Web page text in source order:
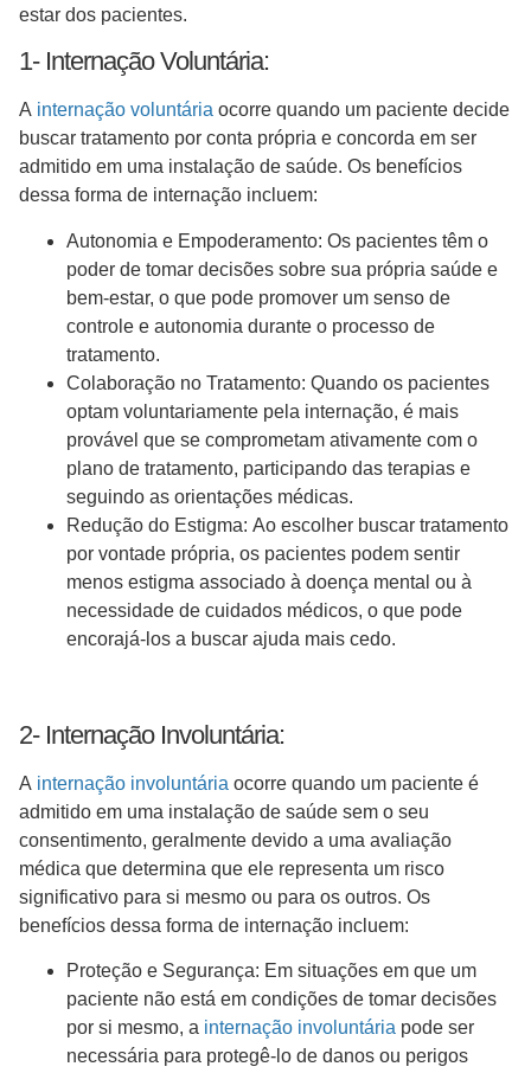
estar dos pacientes.
1- Internação Voluntária:
A internação voluntária ocorre quando um paciente decide
buscar tratamento por conta própria e concorda em ser
admitido em uma instalação de saúde. Os benefícios
dessa forma de internação incluem:
Autonomia e Empoderamento: Os pacientes têm o
poder de tomar decisões sobre sua própria saúde e
bem-estar, o que pode promover um senso de
controle e autonomia durante o processo de
tratamento.
Colaboração no Tratamento: Quando os pacientes
optam voluntariamente pela internação, é mais
provável que se comprometam ativamente com o
plano de tratamento, participando das terapias e
seguindo as orientações médicas.
Redução do Estigma: Ao escolher buscar tratamento
por vontade própria, os pacientes podem sentir
menos estigma associado à doença mental ou à
necessidade de cuidados médicos, o que pode
encorajá-los a buscar ajuda mais cedo.
2- Internação Involuntária:
A internação involuntária ocorre quando um paciente é
admitido em uma instalação de saúde sem o seu
consentimento, geralmente devido a uma avaliação
médica que determina que ele representa um risco
significativo para si mesmo ou para os outros. Os
benefícios dessa forma de internação incluem:
Proteção e Segurança: Em situações em que um
paciente não está em condições de tomar decisões
por si mesmo, a internação involuntária pode ser
necessária para protegê-lo de danos ou perigos